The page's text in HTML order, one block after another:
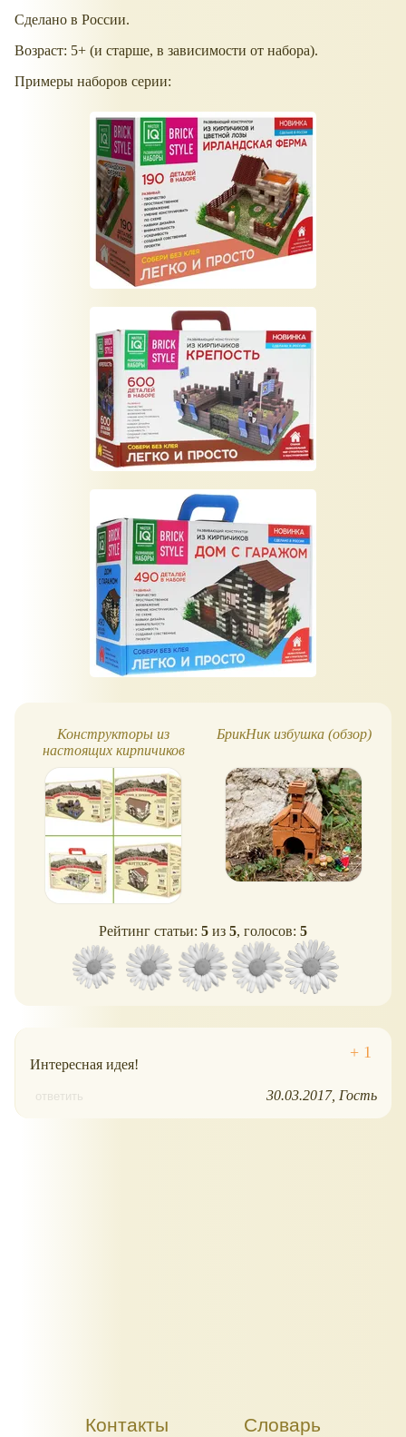
Сделано в России.
Возраст: 5+ (и старше, в зависимости от набора).
Примеры наборов серии:
Конструкторы из
настоящих кирпичиков
БрикНик избушка (обзор)
Рейтинг статьи: 5 из 5, голосов: 5
Интересная идея!
ответить 30.03.2017 Гость
Контакты Словарь